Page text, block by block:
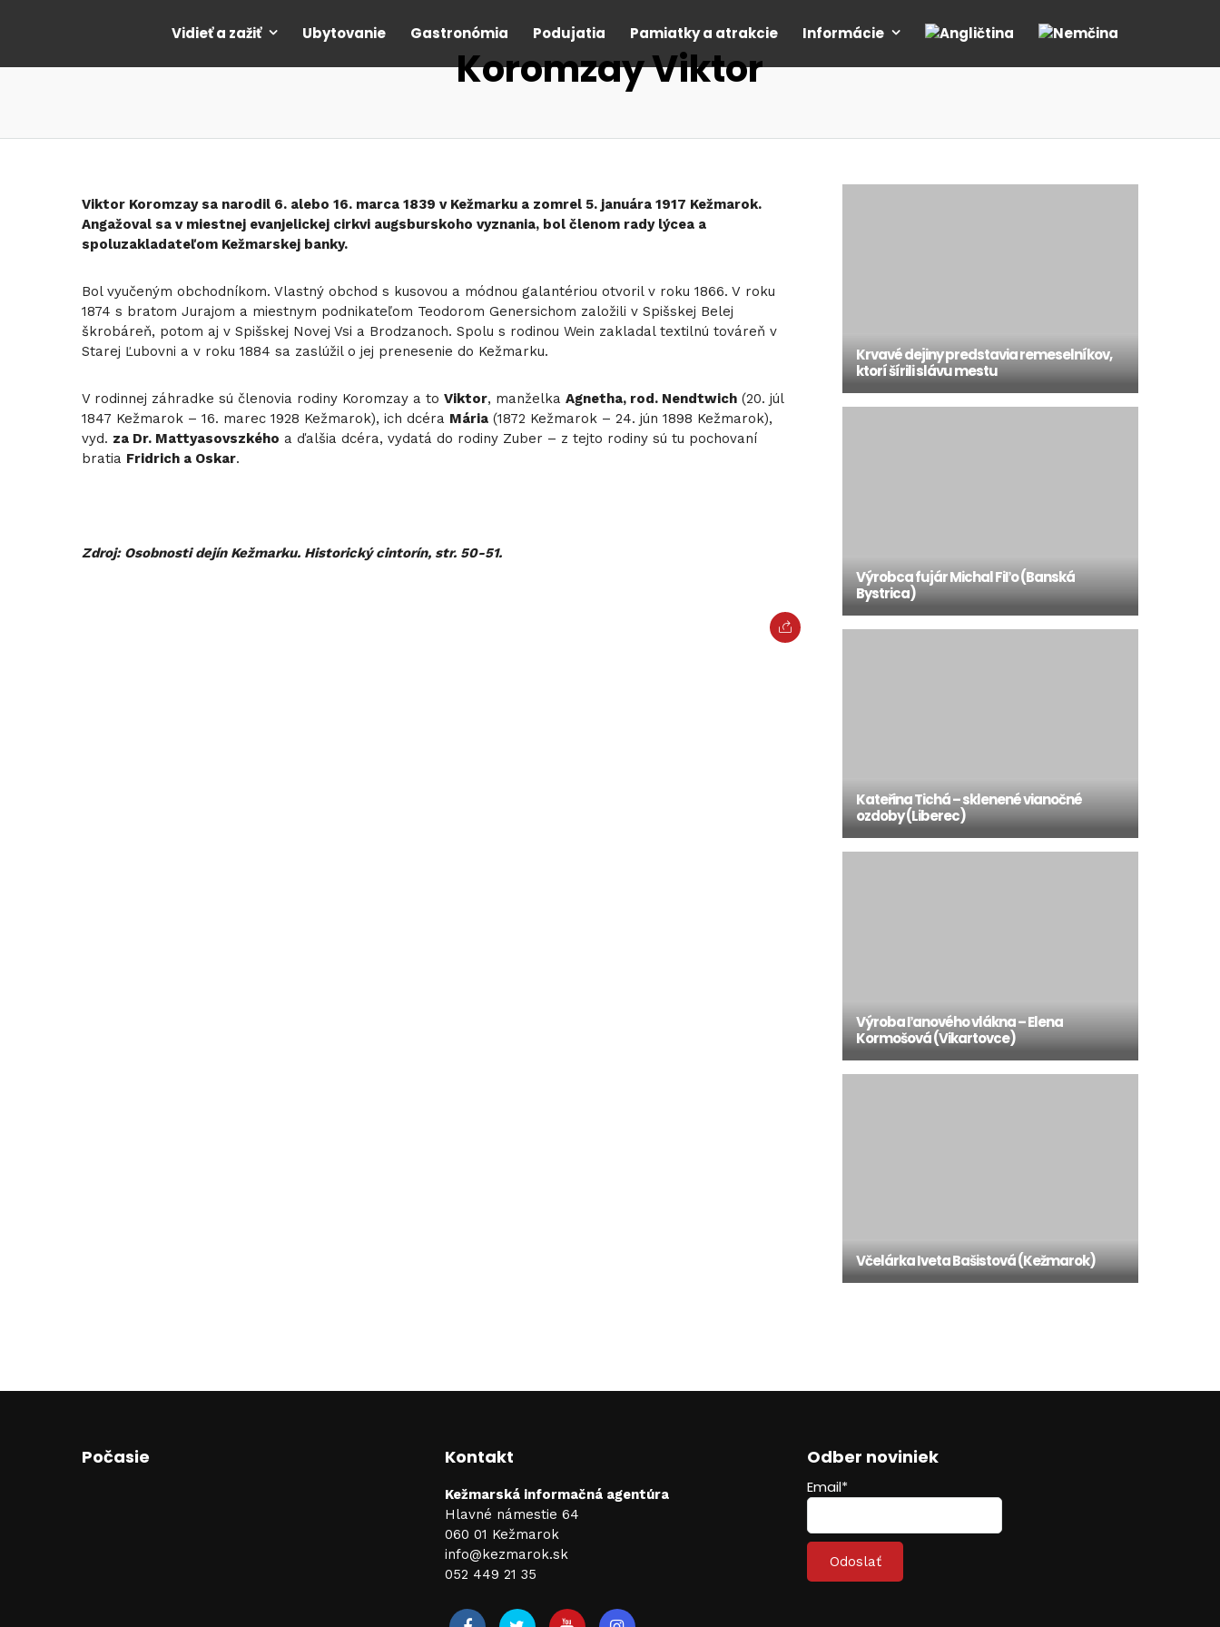
Vidieť a zažiť Ubytovanie Gastronómia Podujatia Pamiatky a atrakcie Informácie
Koromzay Viktor
Viktor Koromzay sa narodil 6. alebo 16. marca 1839 v Kežmarku a zomrel 5. januára 1917 Kežmarok.
Angažoval sa v miestnej evanjelickej cirkvi augsburskoho vyznania, bol členom rady lýcea a
spoluzakladateľom Kežmarskej banky.
Bol vyučeným obchodníkom. Vlastný obchod s kusovou a módnou galantériou otvoril v roku 1866. V roku
1874 s bratom Jurajom a miestnym podnikateľom Teodorom Genersichom založili v Spišskej Belej
škrobáreň, potom aj v Spišskej Novej Vsi a Brodzanoch. Spolu s rodinou Wein zakladal textilnú továreň v
Starej Ľubovni a v roku 1884 sa zaslúžil o jej prenesenie do Kežmarku.
V rodinnej záhradke sú členovia rodiny Koromzay a to Viktor, manželka Agnetha, rod. Nendtwich (20. júl
1847 Kežmarok – 16. marec 1928 Kežmarok), ich dcéra Mária (1872 Kežmarok – 24. jún 1898 Kežmarok),
vyd. za Dr. Mattyasovszkého a ďalšia dcéra, vydatá do rodiny Zuber – z tejto rodiny sú tu pochovaní
bratia Fridrich a Oskar.
Zdroj: Osobnosti dejín Kežmarku. Historický cintorín, str. 50-51.
Krvavé dejiny predstavia remeselníkov,
ktorí šírili slávu mestu
Výrobca fujár Michal Fiľo (Banská
Bystrica)
Kateřina Tichá – sklenené vianočné
ozdoby (Liberec)
Výroba ľanového vlákna – Elena
Kormošová (Vikartovce)
Včelárka Iveta Bašistová (Kežmarok)
Počasie Kontakt
Kežmarská informačná agentúra
Hlavné námestie 64
060 01 Kežmarok
info@kezmarok.sk
052 449 21 35
Odber noviniek
Email*